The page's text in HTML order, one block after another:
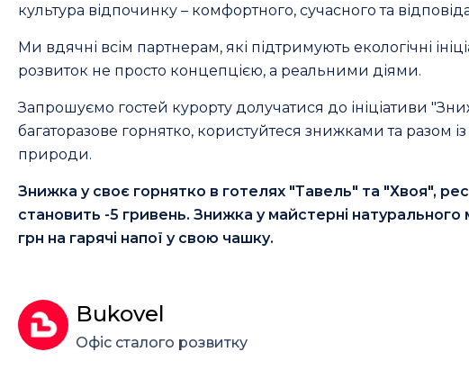
культура відпочинку – комфортного, сучасного та
Ми вдячні всім партнерам, які підтримують екологічні
розвиток не просто концепцією, а реальними діями.
Запрошуємо гостей курорту долучатися до ініціативи
багаторазове горнятко, користуйтеся знижками та разом
природи.
Знижка у своє горнятко в готелях "Тавель" та "Хвоя",
становить -5 гривень. Знижка у майстерні
грн на гарячі напої у свою чашку.
Bukovel
Офіс сталого розвитку